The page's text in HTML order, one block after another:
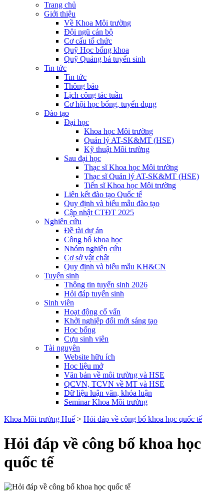
Trang chủ
Giới thiệu
Về Khoa Môi trường
Đội ngũ cán bộ
Cơ cấu tổ chức
Quỹ Học bổng khoa
Quỹ Quảng bá tuyển sinh
Tin tức
Tin tức
Thông báo
Lịch công tác tuần
Cơ hội học bổng, tuyển dụng
Đào tạo
Đại học
Khoa học Môi trường
Quản lý AT-SK&MT (HSE)
Kỹ thuật Môi trường
Sau đại học
Thạc sĩ Khoa học Môi trường
Thạc sĩ Quản lý AT-SK&MT (HSE)
Tiến sĩ Khoa học Môi trường
Liên kết đào tạo Quốc tế
Quy định và biểu mẫu đào tạo
Cập nhật CTĐT 2025
Nghiên cứu
Đề tài dự án
Công bố khoa học
Nhóm nghiên cứu
Cơ sở vật chất
Quy định và biểu mẫu KH&CN
Tuyển sinh
Thông tin tuyển sinh 2026
Hỏi đáp tuyển sinh
Sinh viên
Hoạt động cố vấn
Khởi nghiệp đổi mới sáng tạo
Học bổng
Cựu sinh viên
Tài nguyên
Website hữu ích
Học liệu mở
Văn bản về môi trường và HSE
QCVN, TCVN về MT và HSE
Dữ liệu luận văn, khóa luận
Seminar Khoa Môi trường
Khoa Môi trường Huế > Hỏi đáp về công bố khoa học quốc tế
Hỏi đáp về công bố khoa học
quốc tế